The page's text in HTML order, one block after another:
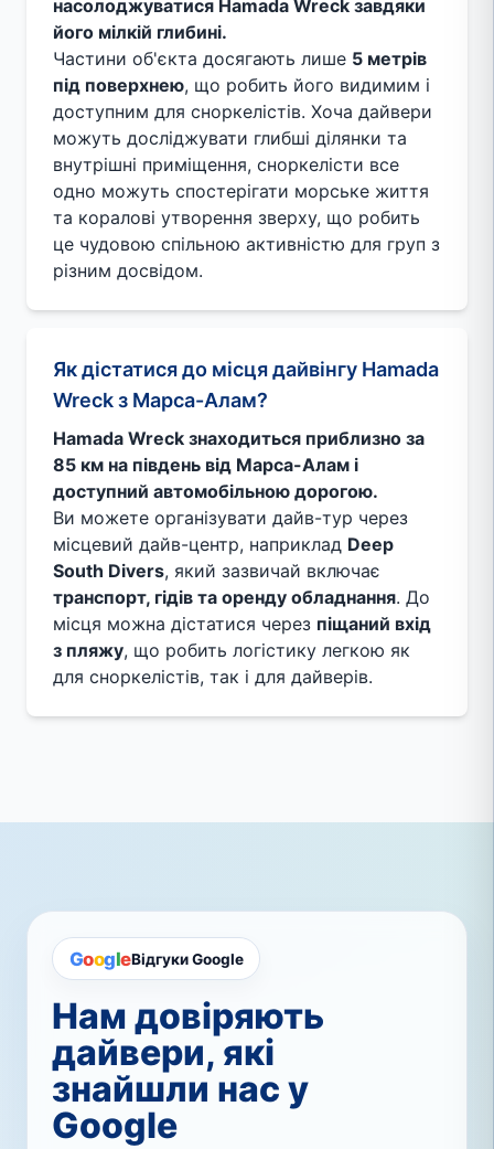
насолоджуватися Hamada Wreck завдяки
його мілкій глибині.
Частини об'єкта досягають лише 5 метрів
під поверхнею, що робить його видимим і
доступним для сноркелістів. Хоча дайвери
можуть досліджувати глибші ділянки та
внутрішні приміщення, сноркелісти все
одно можуть спостерігати морське життя
та коралові утворення зверху, що робить
це чудовою спільною активністю для груп з
різним досвідом.
Як дістатися до місця дайвінгу Hamada
Wreck з Марса-Алам?
Hamada Wreck знаходиться приблизно за
85 км на південь від Марса-Алам і
доступний автомобільною дорогою.
Ви можете організувати дайв-тур через
місцевий дайв-центр, наприклад Deep
South Divers, який зазвичай включає
транспорт, гідів та оренду обладнання. До
місця можна дістатися через піщаний вхід
з пляжу, що робить логістику легкою як
для сноркелістів, так і для дайверів.
GoogleВідгуки Google
Нам довіряють
дайвери, які
знайшли нас у
Google